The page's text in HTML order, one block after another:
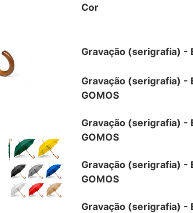
Cor
Gravação (serigrafia) -
Gravação (serigrafia) -
GOMOS
Gravação (serigrafia) -
GOMOS
Gravação (serigrafia) -
GOMOS
Gravação (serigrafia) -